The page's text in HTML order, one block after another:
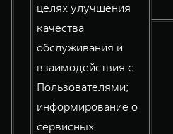
целях улучшения
качества
обслуживания и
взаимодействия с
Пользователями;
информирование о
сервисных